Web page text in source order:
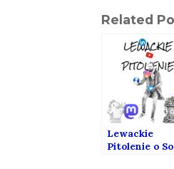
Related
Lewackie
Pitolenie o